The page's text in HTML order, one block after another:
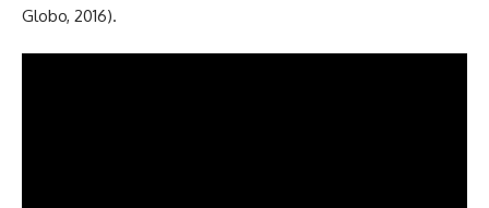
Globo, 2016).